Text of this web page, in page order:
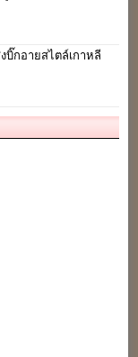
บิ๊กอายสไตล์เกาหลี